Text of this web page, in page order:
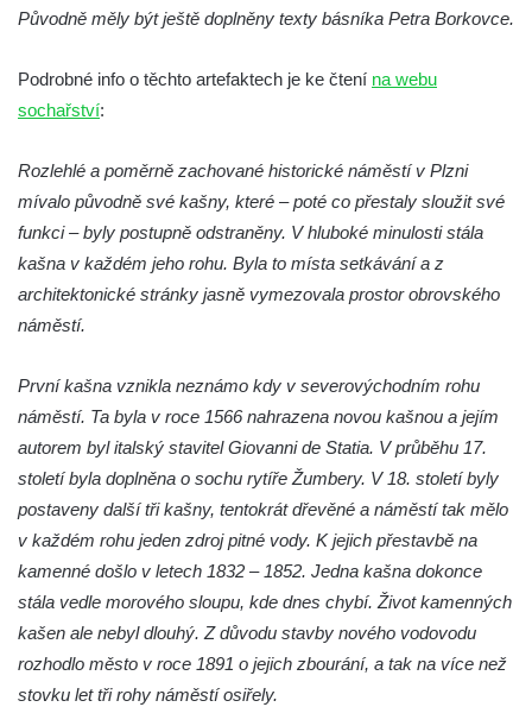
Kašna se sousoším medvíďat v ZOO
Kamenná kašna na styku tří CHKO v České
Kamenici
Kašna na náměstí Míru v Bochově
Kašna na čestném dvoře zámku v
Duchcově
Kašna s reliéfem v Knížecí zahradě v
Duchcově
Kašna u sochy svatého Jakuba della Marca
u kláštera v Hejnicích
Fontána na náměstí E. Beneše v Milevsku
Kašna na Masarykově náměstí v Polici nad
Metují
Kašna v Sadech Československé armády v
Teplicích před budovou Kamenných lázní
Původně měly být ještě doplněny texty básníka Petra Borkovce.
Podrobné info o těchto artefaktech je ke čtení na webu
sochařství:
Rozlehlé a poměrně zachované historické náměstí v Plzni
mívalo původně své kašny, které – poté co přestaly sloužit své
funkci – byly postupně odstraněny. V hluboké minulosti stála
kašna v každém jeho rohu. Byla to místa setkávání a z
architektonické stránky jasně vymezovala prostor obrovského
náměstí.
První kašna vznikla neznámo kdy v severovýchodním rohu
náměstí. Ta byla v roce 1566 nahrazena novou kašnou a jejím
autorem byl italský stavitel Giovanni de Statia. V průběhu 17.
století byla doplněna o sochu rytíře Žumbery. V 18. století byly
postaveny další tři kašny, tentokrát dřevěné a náměstí tak mělo
v každém rohu jeden zdroj pitné vody. K jejich přestavbě na
kamenné došlo v letech 1832 – 1852. Jedna kašna dokonce
stála vedle morového sloupu, kde dnes chybí. Život kamenných
kašen ale nebyl dlouhý. Z důvodu stavby nového vodovodu
rozhodlo město v roce 1891 o jejich zbourání, a tak na více než
stovku let tři rohy náměstí osiřely.